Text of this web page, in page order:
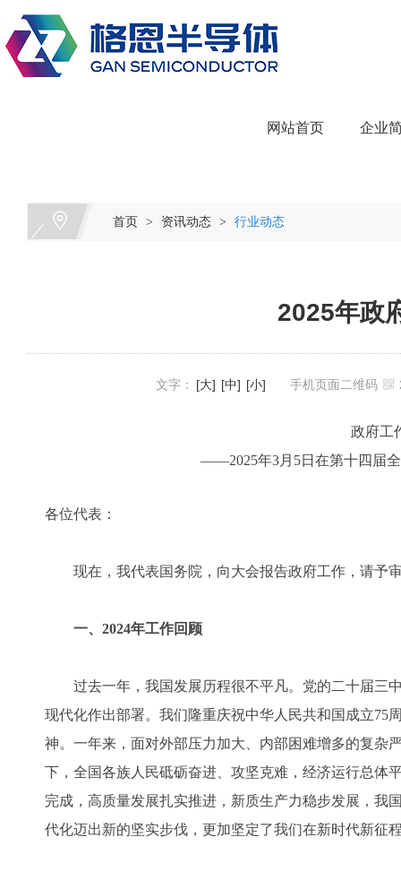
网站首页 企业
首页 > 资讯动态 > 行业动态
2025年政
文字： [大] [中] [小] 手机页面二维码
政府工
——2025年3月5日在第十四届
各位代表：
现在，我代表国务院，向大会报告政府工作，请予
一、2024年工作回顾
过去一年，我国发展历程很不平凡。党的二十届三
现代化作出部署。我们隆重庆祝中华人民共和国成立75
神。一年来，面对外部压力加大、内部困难增多的复杂
下，全国各族人民砥砺奋进、攻坚克难，经济运行总体
完成，高质量发展扎实推进，新质生产力稳步发展，我
代化迈出新的坚实步伐，更加坚定了我们在新时代新征